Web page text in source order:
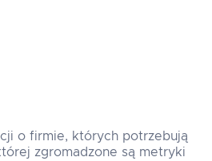
o firmie, których potrzebują
zgromadzone są metryki